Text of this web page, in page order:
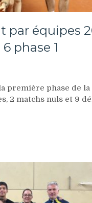
par équipes
phase 1
première phase de la
2 matchs nuls et 9